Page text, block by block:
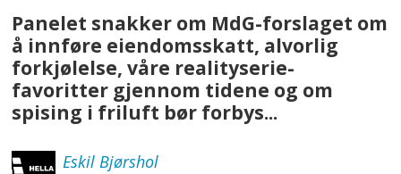
Panelet snakker om MdG-forslaget om
å innføre eiendomsskatt, alvorlig
forkjølelse, våre realityserie-
favoritter gjennom tidene og om
spising i friluft bør forbys...
Eskil Bjørshol